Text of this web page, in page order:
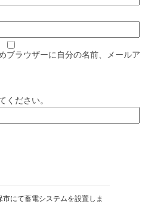
ブラウザーに自分の名前、メールア
ください。
市にて蓄電システムを設置しま